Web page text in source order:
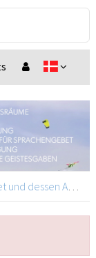
dessen Auslegung